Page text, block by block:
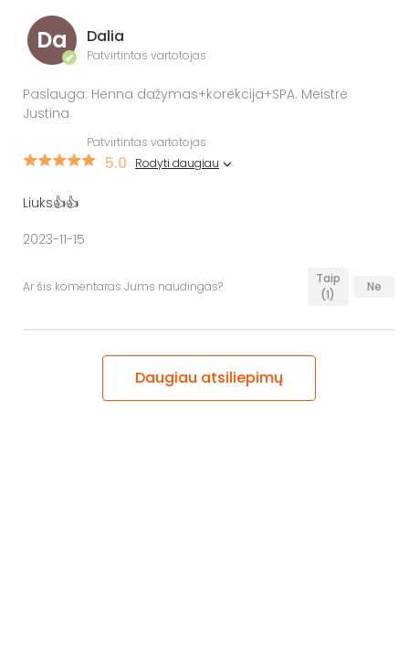
Da
✔
Dalia
Patvirtintas vartotojas
Paslauga: Henna dažymas+korekcija+SPA. Meistrė
Justina
Patvirtintas vartotojas
5.0 Rodyti daugiau
Liuks👍👍
2023-11-15
Ar šis komentaras Jums naudingas?
Taip
(1)
Ne
Daugiau atsiliepimų